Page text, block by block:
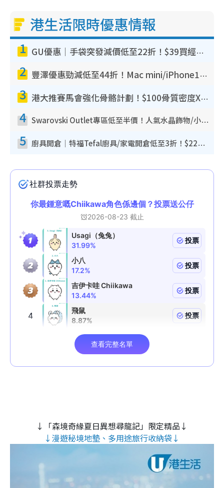
港生活限時優惠情報
1 GU優惠｜手袋突發減價低至22折！$39買經典波士頓包/餃子袋！飾物同步減價$29起！
2 豐澤優惠勁減低至44折！Mac mini/iPhone17Pro大減價！廚房家電$220起
3 港大推賽馬會強化骨骼計劃！$100骨質密度X光檢查 完成免費運動訓練送超市禮券！附參加資格
4 Swarovski Outlet專區低至半價！人氣水晶飾物/小擺設$138起！迪士尼款/水晶高跟鞋都有平
5 廚具開倉｜特福Tefal廚具/家電開倉低至3折！$220起買平底鍋/炒鑊/湯煲！電飯煲/吸塵機/燙斗$418起
↓「森境奇緣夏日異想尋龍記」限定精品↓
↓漫遊秘境地墊、多用途旅行收納袋↓